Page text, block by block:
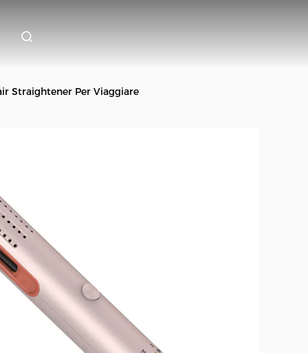
Straightener Per Viaggiare